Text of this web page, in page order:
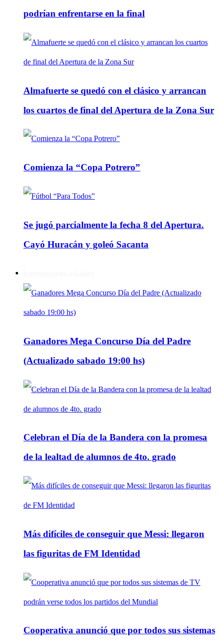
podrían enfrentarse en la final
Almafuerte se quedó con el clásico y arrancan
los cuartos de final del Apertura de la Zona Sur
Comienza la “Copa Potrero”
Se jugó parcialmente la fecha 8 del Apertura.
Cayó Huracán y goleó Sacanta
Ganadores Mega Concurso Día del Padre
(Actualizado sabado 19:00 hs)
Celebran el Día de la Bandera con la promesa
de la lealtad de alumnos de 4to. grado
Más difíciles de conseguir que Messi: llegaron
las figuritas de FM Identidad
Cooperativa anunció que por todos sus sistemas